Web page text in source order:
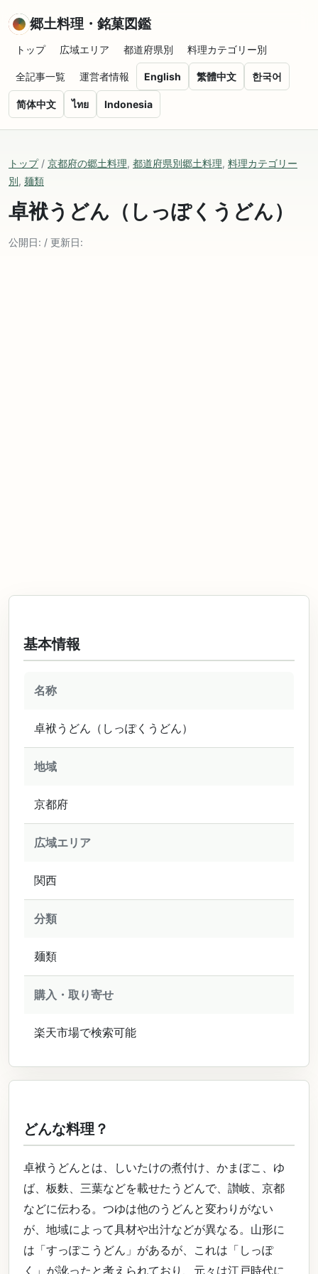
郷土料理・銘菓図鑑
トップ 広域エリア 都道府県別 料理カテゴリー別
全記事一覧 運営者情報 English 繁體中文 한국어
简体中文 ไทย Indonesia
トップ/ 京都府の郷土料理, 都道府県別郷土料理, 料理カテゴリー
別, 麺類
卓袱うどん（しっぽくうどん）
公開日: / 更新日:
基本情報
名称
卓袱うどん（しっぽくうどん）
地域
京都府
広域エリア
関西
分類
麺類
購入・取り寄せ
楽天市場で検索可能
どんな料理？
卓袱うどんとは、しいたけの煮付け、かまぼこ、ゆ
ば、板麩、三葉などを載せたうどんで、讃岐、京都
などに伝わる。つゆは他のうどんと変わりがない
が、地域によって具材や出汁などが異なる。山形に
は「すっぽこうどん」があるが、これは「しっぽ
く」が訛ったと考えられており、元々は江戸時代に